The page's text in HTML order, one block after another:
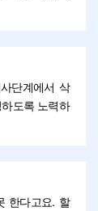
단계에서 삭
도록 노력하
한다고요. 할